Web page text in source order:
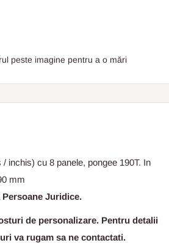
peste imagine pentru a o mări
inchis) cu 8 panele, pongee 190T. In
mm
Juridice.
de personalizare. Pentru detalii
va rugam sa ne contactati.